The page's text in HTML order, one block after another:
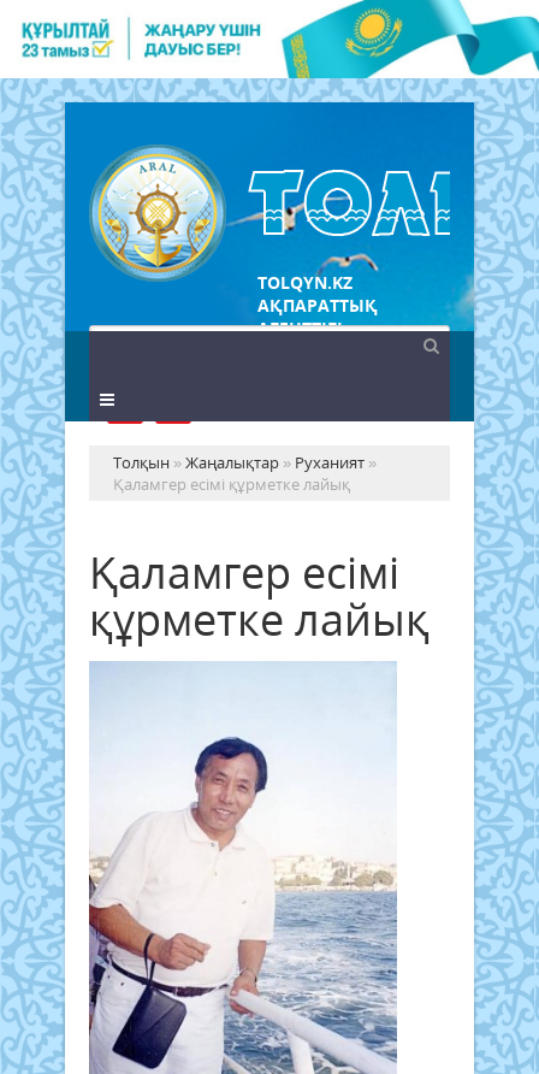
TOLQYN.KZ
АҚПАРАТТЫҚ
АГЕНТТІГІ
Толқын »Жаңалықтар » Руханият »
Қаламгер есімі құрметке лайық
Қаламгер есімі
құрметке лайық